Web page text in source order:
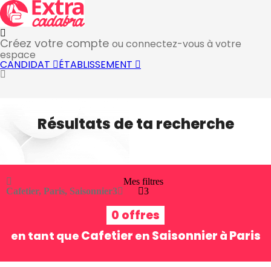
Créez votre compte ou connectez-vous à votre
espace
CANDIDAT ÉTABLISSEMENT
Résultats de ta recherche
Cafetier, Paris, Saisonnier3
Mes filtres
3
0 offres
en tant que Cafetier en Saisonnier à Paris